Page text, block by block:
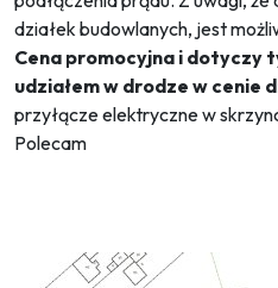
działek budowlanych, jest
Cena promocyjna i dotyczy
udziałem w drodze w cenie
przyłącze elektryczne w
Polecam